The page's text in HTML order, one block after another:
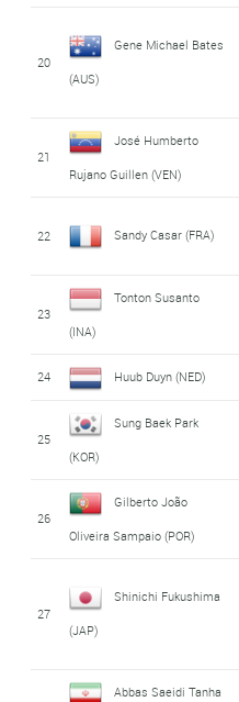
20
Gene Michael Bates
(AUS)
21
José Humberto
Rujano Guillen (VEN)
22 Sandy Casar (FRA)
23
Tonton Susanto
(INA)
24 Huub Duyn (NED)
25
Sung Baek Park
(KOR)
26
Gilberto João
Oliveira Sampaio (POR)
27
Shinichi Fukushima
(JAP)
Abbas Saeidi Tanha